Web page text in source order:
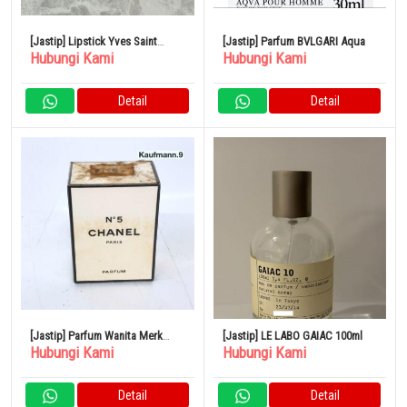
[Jastip] Lipstick Yves Saint
Laurent
Hubungi Kami
Detail
[Jastip] Parfum BVLGARI Aqua
Hubungi Kami
Detail
[Jastip] Parfum Wanita Merk
CHANEL No.5
Hubungi Kami
Detail
[Jastip] LE LABO GAIAC 100ml
Hubungi Kami
Detail